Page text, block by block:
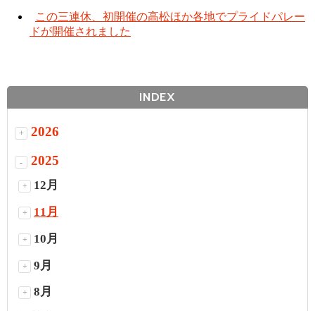
この三連休、初開催の高松ほか各地でプライドパレー
ドが開催されました
INDEX
+ 2026
- 2025
+ 12月
+ 11月
+ 10月
+ 9月
+ 8月